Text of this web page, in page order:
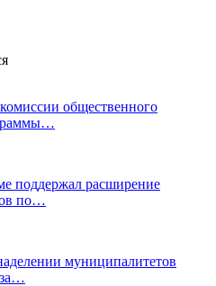
общественного
поддержал расширение
по…
муниципалитетов